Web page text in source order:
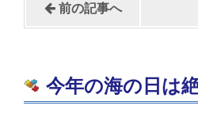
前の記事へ
今年の海の日は